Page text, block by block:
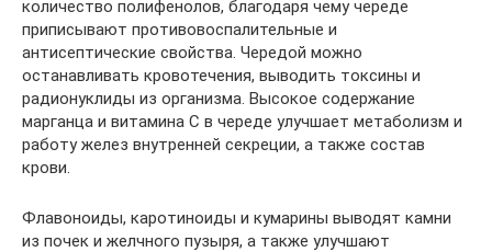
количество полифенолов, благодаря чему череде
приписывают противовоспалительные и
антисептические свойства. Чередой можно
останавливать кровотечения, выводить токсины и
радионуклиды из организма. Высокое содержание
марганца и витамина С в череде улучшает метаболизм и
работу желез внутренней секреции, а также состав
крови.
Флавоноиды, каротиноиды и кумарины выводят камни
из почек и желчного пузыря, а также улучшают